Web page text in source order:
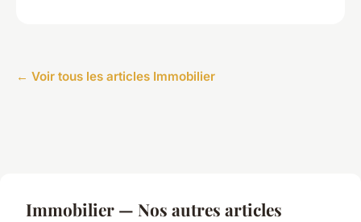
← Voir tous les articles Immobilier
Immobilier — Nos autres articles